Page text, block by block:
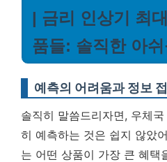
| 금리 인상기 최
품들: 솔직한 아
예측의 어려움과 정보
솔직히 말씀드리자면, 우체
히 예측하는 것은 쉽지 않았
는 어떤 상품이 가장 큰 혜택